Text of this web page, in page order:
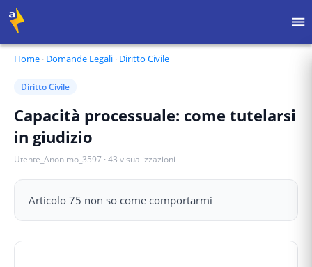
Home · Domande Legali · Diritto Civile
Diritto Civile
Capacità processuale: come tutelarsi
in giudizio
Utente_Anonimo_3597 · 43 visualizzazioni
Articolo 75 non so come comportarmi